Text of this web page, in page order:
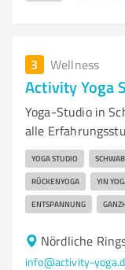
3 Wellness
Activity Yoga
Yoga-Studio in
alle
YOGA STUDIO
RÜCKENYOGA YIN
ENTSPANNUNG
Nördliche
info@activity-